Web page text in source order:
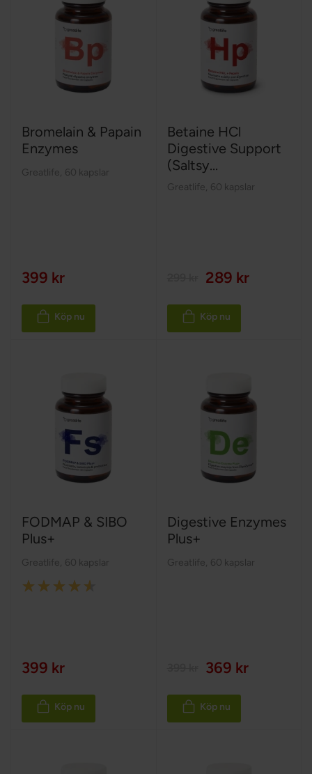
Bromelain & Papain
Enzymes
Greatlife 60 kapslar
399 kr
Köp nu
Betaine HCl
Digestive Support
(Saltsy...
Greatlife 60 kapslar
289 kr
Köp nu
FODMAP & SIBO
Plus+
Greatlife 60 kapslar
Rating:
399 kr
Köp nu
Digestive Enzymes
Plus+
Greatlife 60 kapslar
369 kr
Köp nu